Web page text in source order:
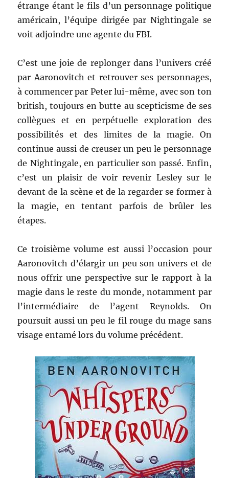
étrange étant le fils d’un personnage politique
américain, l’équipe dirigée par Nightingale se
voit adjoindre une agente du FBI.
C’est une joie de replonger dans l’univers créé
par Aaronovitch et retrouver ses personnages,
à commencer par Peter lui-même, avec son ton
british, toujours en butte au scepticisme de ses
collègues et en perpétuelle exploration des
possibilités et des limites de la magie. On
continue aussi de creuser un peu le personnage
de Nightingale, en particulier son passé. Enfin,
c’est un plaisir de voir revenir Lesley sur le
devant de la scène et de la regarder se former à
la magie, en tentant parfois de brûler les
étapes.
Ce troisième volume est aussi l’occasion pour
Aaronovitch d’élargir un peu son univers et de
nous offrir une perspective sur le rapport à la
magie dans le reste du monde, notamment par
l’intermédiaire de l’agent Reynolds. On
poursuit aussi un peu le fil rouge du mage sans
visage entamé lors du volume précédent.